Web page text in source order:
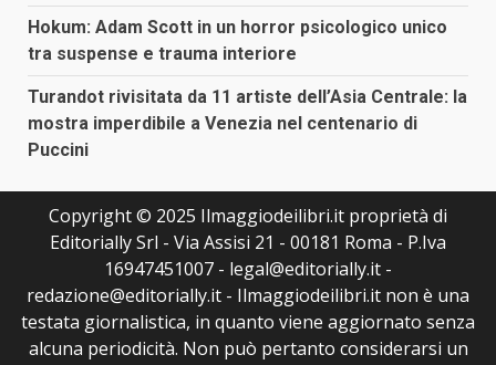
Hokum: Adam Scott in un horror psicologico unico
tra suspense e trauma interiore
Turandot rivisitata da 11 artiste dell’Asia Centrale: la
mostra imperdibile a Venezia nel centenario di
Puccini
Copyright © 2025 Ilmaggiodeilibri.it proprietà di
Editorially Srl - Via Assisi 21 - 00181 Roma - P.Iva
16947451007 - legal@editorially.it -
redazione@editorially.it - Ilmaggiodeilibri.it non è una
testata giornalistica, in quanto viene aggiornato senza
alcuna periodicità. Non può pertanto considerarsi un